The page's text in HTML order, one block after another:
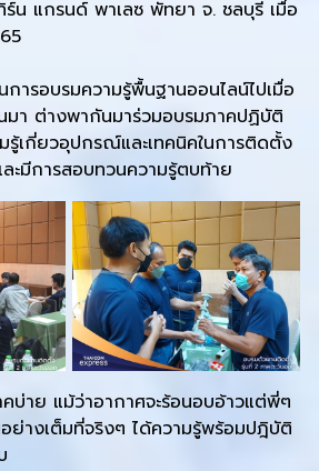
น แกรนด์ พาเลซ พัทยา จ. ชลบุรี เมื่อ
รมความรู้พื้นฐานออนไลน์ไปเมื่อ
มา ต่างพากันมาร่วมอบรมภาคปฏิบัติ
รู้เกี่ยวอุปกรณ์และเทคนิคในการติดตั้ง
ะมีการสอบทวนความรู้ตบท้าย
าย แม้ว่าอากาศจะร้อนอบอ้าวแต่พี่ๆ
ย่างเต็มที่จริงๆ ได้ความรู้พร้อมปฎิบัติ